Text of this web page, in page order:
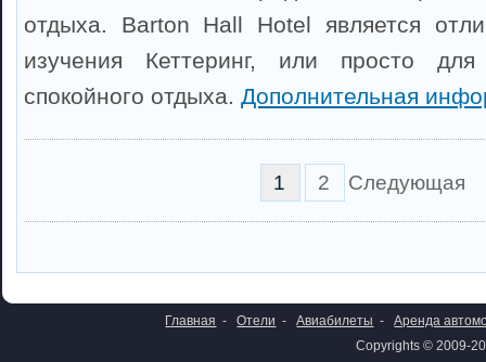
отдыха. Barton Hall Hotel является
изучения Кеттеринг, или просто для
спокойного отдыха. Дополнительная
1 2 Следующая
Главная - Отели - Авиабилеты -
Аренда
Copyrights © 2009-